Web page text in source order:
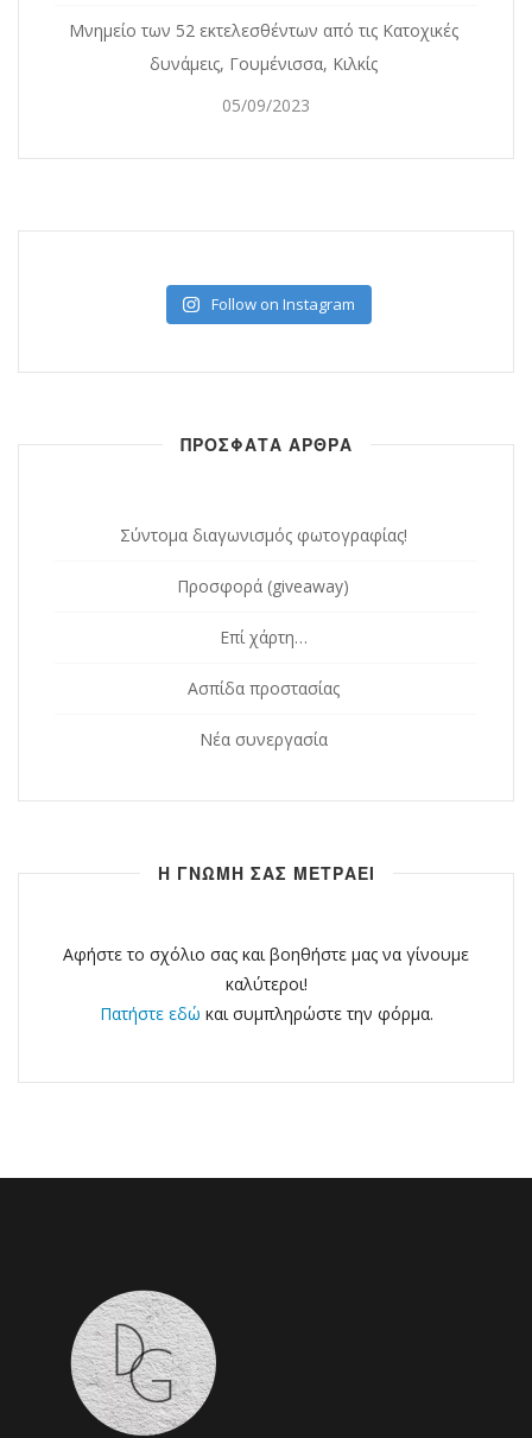
Mνημείο των 52 εκτελεσθέντων από τις Κατοχικές
δυνάμεις, Γουμένισσα, Κιλκίς
05/09/2023
Follow on Instagram
ΠΡΟΣΦΑΤΑ ΑΡΘΡΑ
Σύντομα διαγωνισμός φωτογραφίας!
Προσφορά (giveaway)
Επί χάρτη…
Ασπίδα προστασίας
Νέα συνεργασία
Η ΓΝΩΜΗ ΣΑΣ ΜΕΤΡΑΕΙ
Αφήστε το σχόλιο σας και βοηθήστε μας να γίνουμε
καλύτεροι!
Πατήστε εδώ και συμπληρώστε την φόρμα.